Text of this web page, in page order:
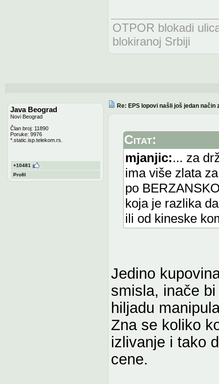
OTPOR blokadi
blokiranoj Srbiji
Java Beograd
Novi Beograd
Član broj: 11890
Poruke: 9976
*.static.isp.telekom.rs.
+10481
Profil
Re: EPS lopovi našli još jedan način
Citat:
mjanjic:... za
ima više zlata
po
koja je razlika
ili od kineske
Jedino
smisla, inače
hiljadu
Zna se koliko
izlivanje i tako
cene.